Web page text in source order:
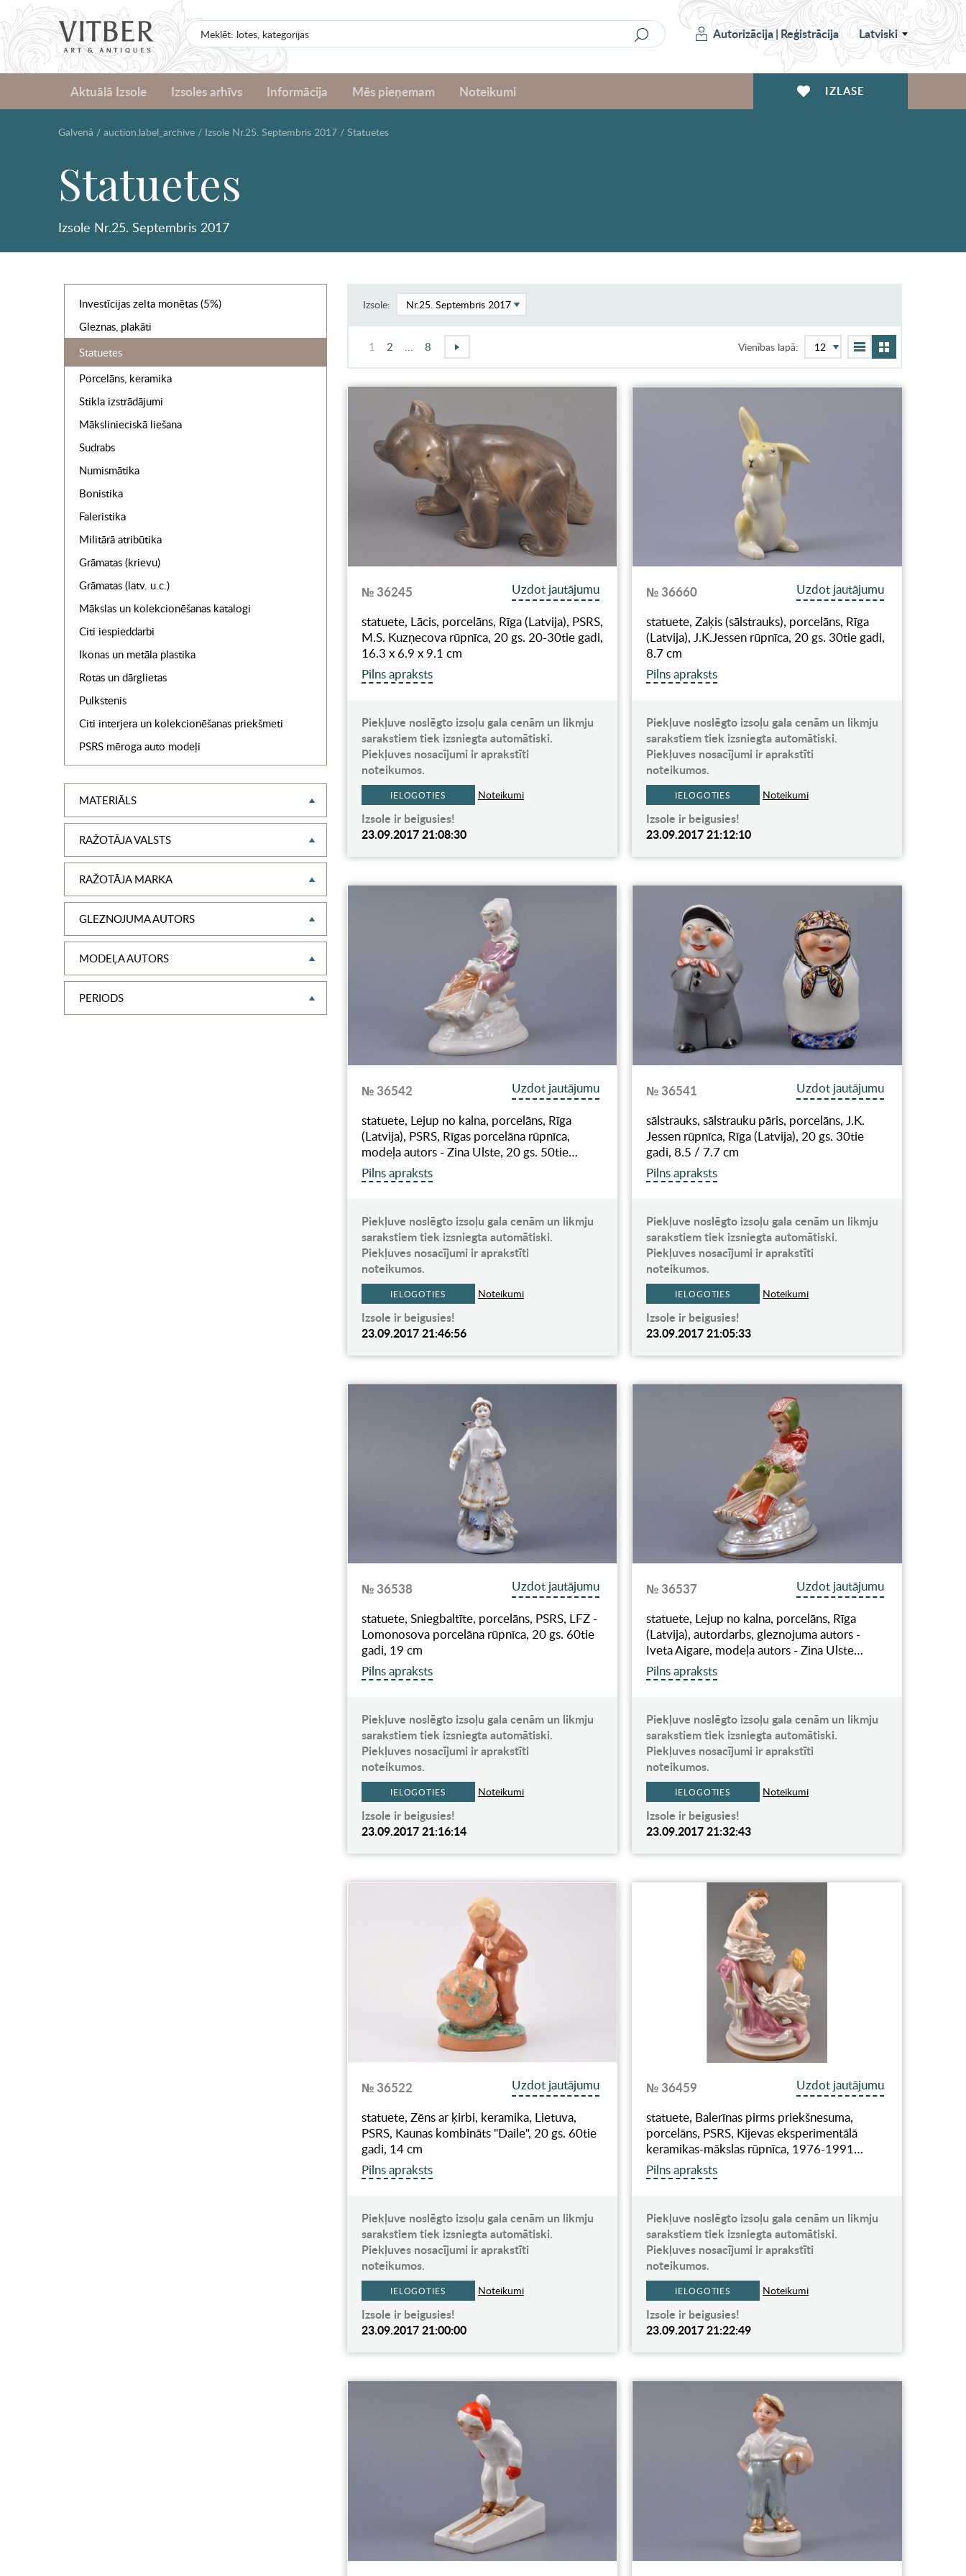
Autorizācija|Reģistrācija Latviski
Aktuālā Izsole Izsoles arhīvs Informācija Mēs pieņemam Noteikumi IZLASE
Galvenā / auction.label_archive / Izsole Nr.25. Septembris 2017 / Statuetes
Statuetes
Izsole Nr.25. Septembris 2017
Investīcijas zelta monētas (5%)
Gleznas, plakāti
Statuetes
Porcelāns, keramika
Stikla izstrādājumi
Mākslinieciskā liešana
Sudrabs
Numismātika
Bonistika
Faleristika
Militārā atribūtika
Grāmatas (krievu)
Grāmatas (latv. u.c.)
Mākslas un kolekcionēšanas katalogi
Citi iespieddarbi
Ikonas un metāla plastika
Rotas un dārglietas
Pulkstenis
Citi interjera un kolekcionēšanas priekšmeti
PSRS mēroga auto modeļi
MATERIĀLS
RAŽOTĀJA VALSTS
RAŽOTĀJA MARKA
GLEZNOJUMA AUTORS
MODEĻA AUTORS
PERIODS
Izsole:
1 2 8 Vienības lapā:
№ 36245
Uzdot jautājumu
statuete, Lācis, porcelāns, Rīga (Latvija), PSRS,
M.S. Kuzņecova rūpnīca, 20 gs. 20-30tie gadi,
16.3 x 6.9 x 9.1 cm
Pilns apraksts
Piekļuve noslēgto izsoļu gala cenām un likmju
sarakstiem tiek izsniegta automātiski.
Piekļuves nosacījumi ir aprakstīti
noteikumos.
IELOGOTIES Noteikumi
Izsole ir beigusies!
23.09.2017 21:08:30
№ 36660
Uzdot jautājumu
statuete, Zaķis (sālstrauks), porcelāns, Rīga
(Latvija), J.K.Jessen rūpnīca, 20 gs. 30tie gadi,
8.7 cm
Pilns apraksts
Piekļuve noslēgto izsoļu gala cenām un likmju
sarakstiem tiek izsniegta automātiski.
Piekļuves nosacījumi ir aprakstīti
noteikumos.
IELOGOTIES Noteikumi
Izsole ir beigusies!
23.09.2017 21:12:10
№ 36542
Uzdot jautājumu
statuete, Lejup no kalna, porcelāns, Rīga
(Latvija), PSRS, Rīgas porcelāna rūpnīca,
modeļa autors - Zina Ulste, 20 gs. 50tie…
Pilns apraksts
Piekļuve noslēgto izsoļu gala cenām un likmju
sarakstiem tiek izsniegta automātiski.
Piekļuves nosacījumi ir aprakstīti
noteikumos.
IELOGOTIES Noteikumi
Izsole ir beigusies!
23.09.2017 21:46:56
№ 36541
Uzdot jautājumu
sālstrauks, sālstrauku pāris, porcelāns, J.K.
Jessen rūpnīca, Rīga (Latvija), 20 gs. 30tie
gadi, 8.5 / 7.7 cm
Pilns apraksts
Piekļuve noslēgto izsoļu gala cenām un likmju
sarakstiem tiek izsniegta automātiski.
Piekļuves nosacījumi ir aprakstīti
noteikumos.
IELOGOTIES Noteikumi
Izsole ir beigusies!
23.09.2017 21:05:33
№ 36538
Uzdot jautājumu
statuete, Sniegbaltīte, porcelāns, PSRS, LFZ -
Lomonosova porcelāna rūpnīca, 20 gs. 60tie
gadi, 19 cm
Pilns apraksts
Piekļuve noslēgto izsoļu gala cenām un likmju
sarakstiem tiek izsniegta automātiski.
Piekļuves nosacījumi ir aprakstīti
noteikumos.
IELOGOTIES Noteikumi
Izsole ir beigusies!
23.09.2017 21:16:14
№ 36537
Uzdot jautājumu
statuete, Lejup no kalna, porcelāns, Rīga
(Latvija), autordarbs, gleznojuma autors -
Iveta Aigare, modeļa autors - Zina Ulste…
Pilns apraksts
Piekļuve noslēgto izsoļu gala cenām un likmju
sarakstiem tiek izsniegta automātiski.
Piekļuves nosacījumi ir aprakstīti
noteikumos.
IELOGOTIES Noteikumi
Izsole ir beigusies!
23.09.2017 21:32:43
№ 36522
Uzdot jautājumu
statuete, Zēns ar ķirbi, keramika, Lietuva,
PSRS, Kaunas kombināts "Daile", 20 gs. 60tie
gadi, 14 cm
Pilns apraksts
Piekļuve noslēgto izsoļu gala cenām un likmju
sarakstiem tiek izsniegta automātiski.
Piekļuves nosacījumi ir aprakstīti
noteikumos.
IELOGOTIES Noteikumi
Izsole ir beigusies!
23.09.2017 21:00:00
№ 36459
Uzdot jautājumu
statuete, Balerīnas pirms priekšnesuma,
porcelāns, PSRS, Kijevas eksperimentālā
keramikas-mākslas rūpnīca, 1976-1991…
Pilns apraksts
Piekļuve noslēgto izsoļu gala cenām un likmju
sarakstiem tiek izsniegta automātiski.
Piekļuves nosacījumi ir aprakstīti
noteikumos.
IELOGOTIES Noteikumi
Izsole ir beigusies!
23.09.2017 21:22:49